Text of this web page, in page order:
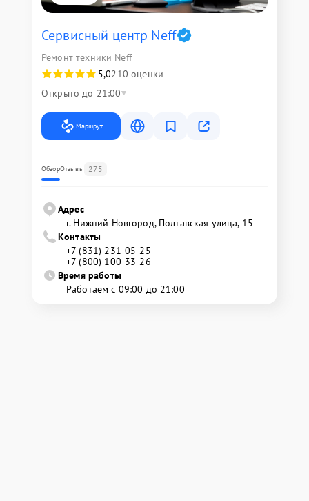
Сервисный центр Neff
Ремонт техники Neff
5,0210 оценки
Открыто до 21:00
Маршрут
ОбзорОтзывы 275
Адрес
г. Нижний Новгород, Полтавская улица, 15
Контакты
+7 (831) 231-05-25
+7 (800) 100-33-26
Время работы
Работаем с 09:00 до 21:00